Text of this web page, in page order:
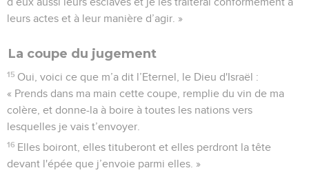
leurs actes et à leur manière d’agir. »
La coupe du jugement
15 Oui, voici ce que m’a dit l’Eternel, le Dieu d'Israël :
« Prends dans ma main cette coupe, remplie du vin de ma
colère, et donne-la à boire à toutes les nations vers
lesquelles je vais t’envoyer.
16 Elles boiront, elles tituberont et elles perdront la tête
devant l'épée que j’envoie parmi elles. »